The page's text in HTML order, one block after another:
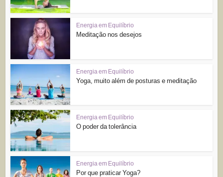
Energia em Equilíbrio
Meditação nos desejos
Energia em Equilíbrio
Yoga, muito além de posturas e meditação
Energia em Equilíbrio
O poder da tolerância
Energia em Equilíbrio
Por que praticar Yoga?